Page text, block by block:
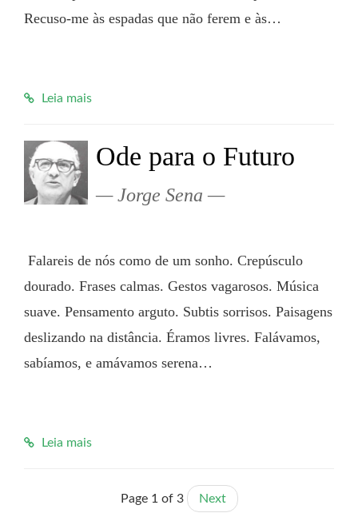
Recuso-me às espadas que não ferem e às…
Leia mais
Ode para o Futuro
Jorge Sena
dourado. Frases calmas. Gestos vagarosos. Música
suave. Pensamento arguto. Subtis sorrisos. Paisagens
deslizando na distância. Éramos livres. Falávamos,
sabíamos, e amávamos serena…
Leia mais
Page 1 of 3 Next